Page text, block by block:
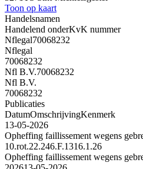
Toon op kaart
Handelsnamen
Handelend onderKvK nummer
Nflegal70068232
Nflegal
70068232
Nfl B.V.70068232
Nfl B.V.
70068232
Publicaties
DatumOmschrijvingKenmerk
13-05-2026
Opheffing faillissement wegens
10.rot.22.246.F.1316.1.26
Opheffing faillissement wegens